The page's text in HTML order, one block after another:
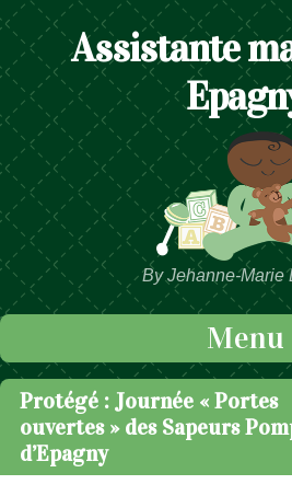
Assistante
By Jehanne-Marie
Menu
Passer au contenu
Protégé : Journée « Portes
ouvertes » des Sapeurs
d’Epagny